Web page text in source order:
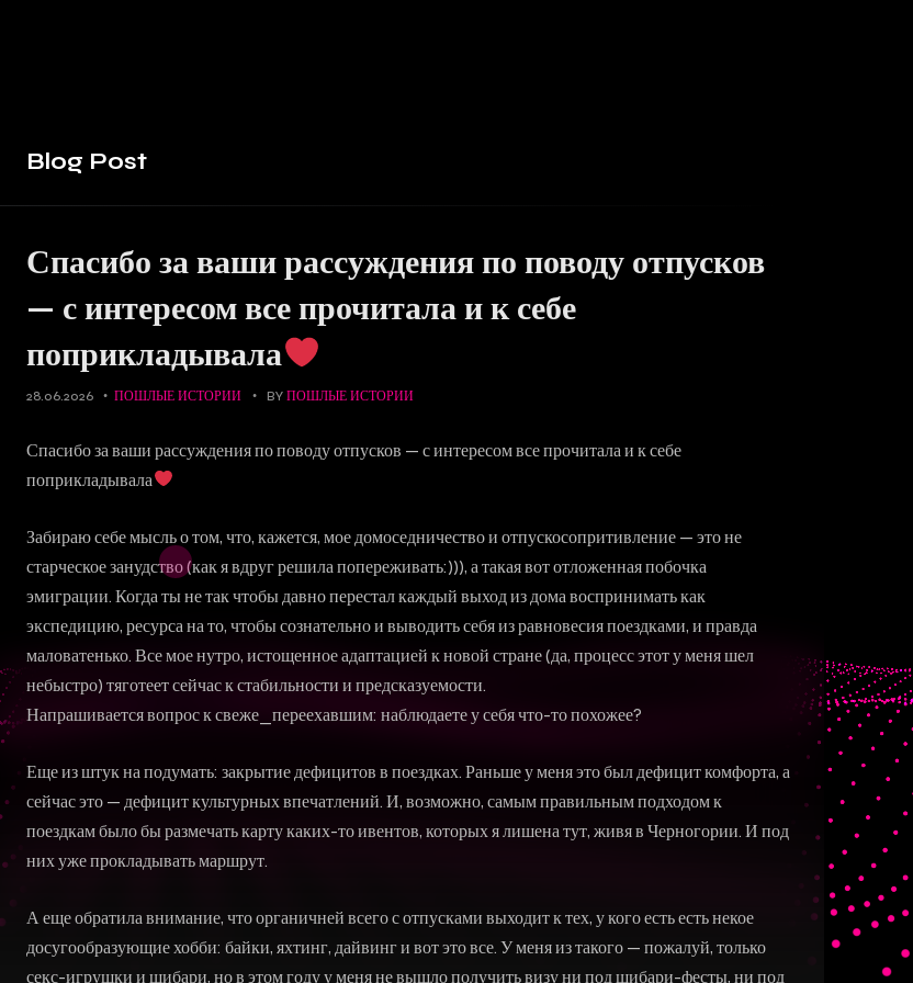
Blog Post
Спасибо за ваши рассуждения по поводу отпусков
— с интересом все прочитала и к себе
поприкладывала
28.06.2026 ПОШЛЫЕ ИСТОРИИ BYПОШЛЫЕ ИСТОРИИ
Спасибо за ваши рассуждения по поводу отпусков — с интересом все прочитала и к себе
поприкладывала
Забираю себе мысль о том, что, кажется, мое домоседничество и отпускосопритивление — это не
старческое занудство (как я вдруг решила попереживать:))), а такая вот отложенная побочка
эмиграции. Когда ты не так чтобы давно перестал каждый выход из дома воспринимать как
экспедицию, ресурса на то, чтобы сознательно и выводить себя из равновесия поездками, и правда
маловатенько. Все мое нутро, истощенное адаптацией к новой стране (да, процесс этот у меня шел
небыстро) тяготеет сейчас к стабильности и предсказуемости.
Напрашивается вопрос к свеже_переехавшим: наблюдаете у себя что-то похожее?
Еще из штук на подумать: закрытие дефицитов в поездках. Раньше у меня это был дефицит комфорта, а
сейчас это — дефицит культурных впечатлений. И, возможно, самым правильным подходом к
поездкам было бы размечать карту каких-то ивентов, которых я лишена тут, живя в Черногории. И под
них уже прокладывать маршрут.
А еще обратила внимание, что органичней всего с отпусками выходит к тех, у кого есть есть некое
досугообразующие хобби: байки, яхтинг, дайвинг и вот это все. У меня из такого — пожалуй, только
секс-игрушки и шибари, но в этом году у меня не вышло получить визу ни под шибари-фесты, ни под